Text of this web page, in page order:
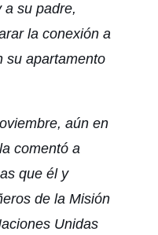
a su padre,
la conexión a
su apartamento
aún en
comentó a
que él y
de la Misión
Unidas